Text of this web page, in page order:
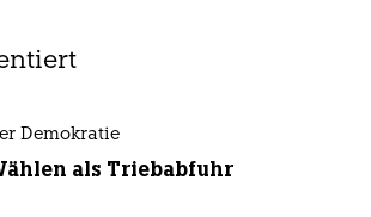
Demokratie
als Triebabfuhr